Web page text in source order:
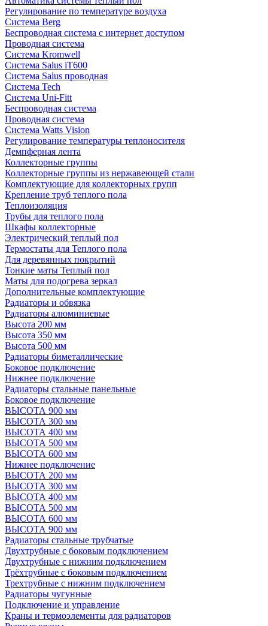
Регулирование по температуре воздуха
Система Berg
Беспроводная система с интернет доступом
Проводная система
Система Kromwell
Система Salus iT600
Система Salus проводная
Система Tech
Система Uni-Fitt
Беспроводная система
Проводная система
Система Watts Vision
Регулирование температуры теплоносителя
Демпферная лента
Коллекторные группы
Коллекторные группы из нержавеющей стали
Комплектующие для коллекторных групп
Крепление труб теплого пола
Теплоизоляция
Трубы для теплого пола
Шкафы коллекторные
Электрический теплый пол
Термостаты для Теплого пола
Для деревянных покрытий
Тонкие маты Теплый пол
Маты для подогрева зеркал
Дополнительные комплектующие
Радиаторы и обвязка
Радиаторы алюминиевые
Высота 200 мм
Высота 350 мм
Высота 500 мм
Радиаторы биметаллические
Боковое подключение
Нижнее подключение
Радиаторы стальные панельные
Боковое подключение
ВЫСОТА 900 мм
ВЫСОТА 300 мм
ВЫСОТА 400 мм
ВЫСОТА 500 мм
ВЫСОТА 600 мм
Нижнее подключение
ВЫСОТА 200 мм
ВЫСОТА 300 мм
ВЫСОТА 400 мм
ВЫСОТА 500 мм
ВЫСОТА 600 мм
ВЫСОТА 900 мм
Радиаторы стальные трубчатые
Двухтрубные с боковым подключением
Двухтрубные с нижним подключением
Трёхтрубные с боковым подключением
Трехтрубные с нижним подключением
Радиаторы чугунные
Подключение и управление
Краны и термоэлементы для радиаторов